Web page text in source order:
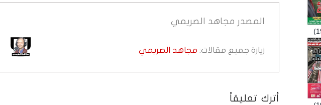
المصدر مجاهد الصريمي
زيارة جميع مقالات: مجاهد الصريمي
أترك تعليقاً